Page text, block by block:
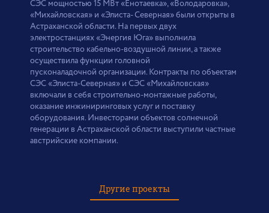
СЭС мощностью 15 МВт «Енотаевка», «Володаровка»,
«Михайловская» и «Элиста- Северная» были открыты в
Астраханской области. На первых двух
электростанциях «Энергия Юга» выполнила
строительство кабельно-воздушной линии, а также
осуществила функции головной
пусконаладочной организации. Контракты по объектам
СЭС «Элиста-Северная» и СЭС «Михайловская»
включали в себя строительно-монтажные работы,
оказание инжиниринговых услуг и поставку
оборудования. Инвесторами объектов солнечной
генерации в Астраханской области выступили частные
австрийские компании.
Другие проекты